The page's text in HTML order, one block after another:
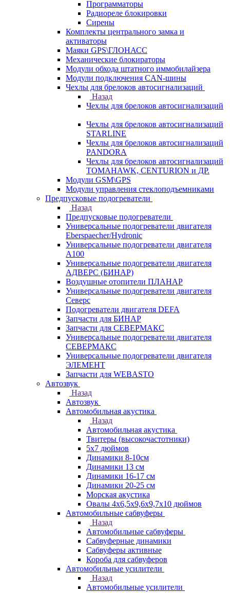
Программаторы
Радиореле блокировки
Сирены
Комплекты центрального замка и
активаторы
Маяки GPS\ГЛОНАСС
Механические блокираторы
Модули обхода штатного иммобилайзера
Модули подключения CAN-шины
Чехлы для брелоков автосигнализаций
Назад
Чехлы для брелоков автосигнализаций
Чехлы для брелоков автосигнализаций
STARLINE
Чехлы для брелоков автосигнализаций
PANDORA
Чехлы для брелоков автосигнализаций
TOMAHAWK, CENTURION и ДР.
Модули GSM\GPS
Модули управления стеклоподъемниками
Предпусковые подогреватели
Назад
Предпусковые подогреватели
Универсальные подогреватели двигателя
Eberspaecher/Hydronic
Универсальные подогреватели двигателя
A100
Универсальные подогреватели двигателя
АДВЕРС (БИНАР)
Воздушные отопители ПЛАНАР
Универсальные подогреватели двигателя
Северс
Подогреватели двигателя DEFA
Запчасти для БИНАР
Запчасти для СЕВЕРМАКС
Универсальные подогреватели двигателя
СЕВЕРМАКС
Универсальные подогреватели двигателя
ЭЛЕМЕНТ
Запчасти для WEBASTO
Автозвук
Назад
Автозвук
Автомобильная акустика
Назад
Автомобильная акустика
Твитеры (высокочастотники)
5x7 дюймов
Динамики 8-10см
Динамики 13 см
Динамики 16-17 см
Динамики 20-25 см
Морская акустика
Овалы 4х6,5х9,6x9,7х10 дюймов
Автомобильные сабвуферы
Назад
Автомобильные сабвуферы
Сабвуферные динамики
Сабвуферы активные
Короба для сабвуферов
Автомобильные усилители
Назад
Автомобильные усилители